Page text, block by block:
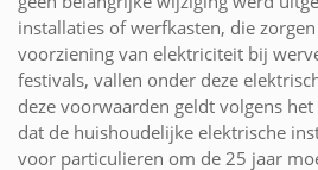
installaties of werfkasten, die
voorziening van elektriciteit bij
festivals, vallen onder deze
deze voorwaarden geldt volgens
dat de huishoudelijke elektrische
voor particulieren om de 25 jaar